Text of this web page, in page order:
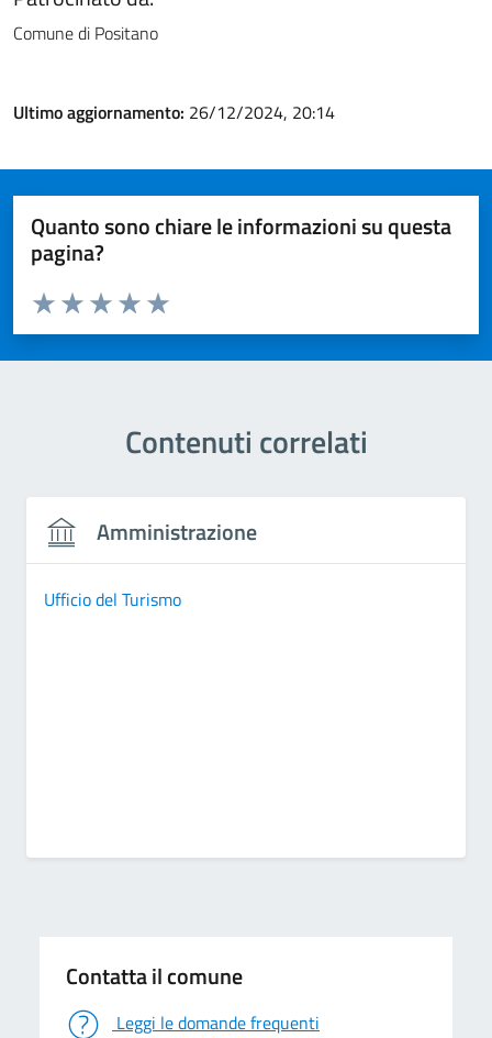
Comune di Positano
Ultimo aggiornamento: 26/12/2024, 20:14
Quanto sono chiare le informazioni su questa
pagina?
Valuta da 1 a 5 stelle la pagina
Valuta 5 stelle su 5
Valuta 4 stelle su 5
Valuta 3 stelle su 5
Valuta 2 stelle su 5
Valuta 1 stelle su 5
Contenuti correlati
Amministrazione
Ufficio del Turismo
Contatta il comune
Leggi le domande frequenti